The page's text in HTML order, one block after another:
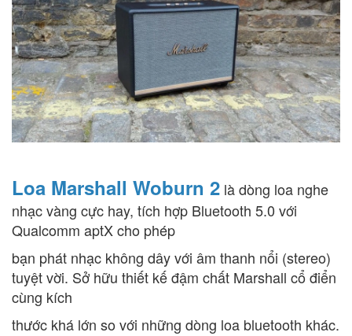
Loa Marshall Woburn 2 là dòng loa nghe
nhạc vàng cực hay, tích hợp Bluetooth 5.0 với
Qualcomm aptX cho phép
bạn phát nhạc không dây với âm thanh nổi (stereo)
tuyệt vời. Sở hữu thiết kế đậm chất Marshall cổ điển
cùng kích
thước khá lớn so với những dòng loa bluetooth khác.